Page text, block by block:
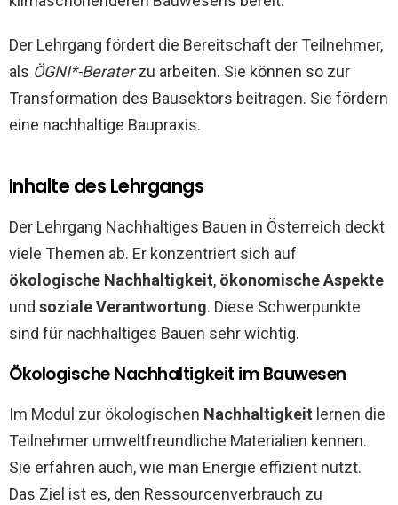
Der Lehrgang fördert die Bereitschaft der Teilnehmer,
als ÖGNI*-Beraterzu arbeiten. Sie können so zur
Transformation des Bausektors beitragen. Sie fördern
eine nachhaltige Baupraxis.
Inhalte des Lehrgangs
Der Lehrgang Nachhaltiges Bauen in Österreich deckt
viele Themen ab. Er konzentriert sich auf
ökologische Nachhaltigkeit, ökonomische Aspekte
und soziale Verantwortung. Diese Schwerpunkte
sind für nachhaltiges Bauen sehr wichtig.
Ökologische Nachhaltigkeit im Bauwesen
Im Modul zur ökologischen Nachhaltigkeit lernen die
Teilnehmer umweltfreundliche Materialien kennen.
Sie erfahren auch, wie man Energie effizient nutzt.
Das Ziel ist es, den Ressourcenverbrauch zu